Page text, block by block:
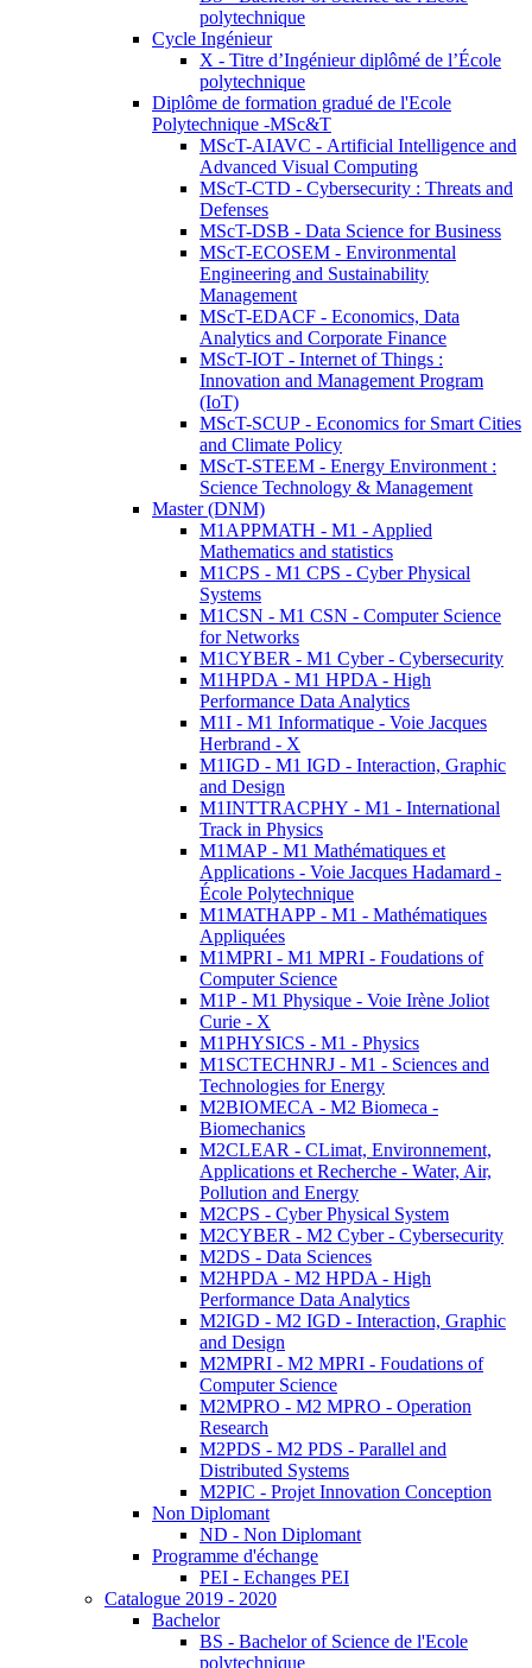
polytechnique
Cycle Ingénieur
X - Titre d’Ingénieur diplômé de l’École
polytechnique
Diplôme de formation gradué de l'Ecole
Polytechnique -MSc&T
MScT-AIAVC - Artificial Intelligence and
Advanced Visual Computing
MScT-CTD - Cybersecurity : Threats and
Defenses
MScT-DSB - Data Science for Business
MScT-ECOSEM - Environmental
Engineering and Sustainability
Management
MScT-EDACF - Economics, Data
Analytics and Corporate Finance
MScT-IOT - Internet of Things :
Innovation and Management Program
(IoT)
MScT-SCUP - Economics for Smart Cities
and Climate Policy
MScT-STEEM - Energy Environment :
Science Technology & Management
Master (DNM)
M1APPMATH - M1 - Applied
Mathematics and statistics
M1CPS - M1 CPS - Cyber Physical
Systems
M1CSN - M1 CSN - Computer Science
for Networks
M1CYBER - M1 Cyber - Cybersecurity
M1HPDA - M1 HPDA - High
Performance Data Analytics
M1I - M1 Informatique - Voie Jacques
Herbrand - X
M1IGD - M1 IGD - Interaction, Graphic
and Design
M1INTTRACPHY - M1 - International
Track in Physics
M1MAP - M1 Mathématiques et
Applications - Voie Jacques Hadamard -
École Polytechnique
M1MATHAPP - M1 - Mathématiques
Appliquées
M1MPRI - M1 MPRI - Foudations of
Computer Science
M1P - M1 Physique - Voie Irène Joliot
Curie - X
M1PHYSICS - M1 - Physics
M1SCTECHNRJ - M1 - Sciences and
Technologies for Energy
M2BIOMECA - M2 Biomeca -
Biomechanics
M2CLEAR - CLimat, Environnement,
Applications et Recherche - Water, Air,
Pollution and Energy
M2CPS - Cyber Physical System
M2CYBER - M2 Cyber - Cybersecurity
M2DS - Data Sciences
M2HPDA - M2 HPDA - High
Performance Data Analytics
M2IGD - M2 IGD - Interaction, Graphic
and Design
M2MPRI - M2 MPRI - Foudations of
Computer Science
M2MPRO - M2 MPRO - Operation
Research
M2PDS - M2 PDS - Parallel and
Distributed Systems
M2PIC - Projet Innovation Conception
Non Diplomant
ND - Non Diplomant
Programme d'échange
PEI - Echanges PEI
Catalogue 2019 - 2020
Bachelor
BS - Bachelor of Science de l'Ecole
polytechnique